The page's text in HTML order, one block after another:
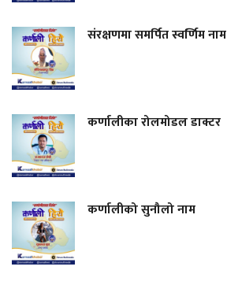
संरक्षणमा समर्पित स्वर्णिम नाम
कर्णालीका रोलमोडल डाक्टर
कर्णालीको सुनौलो नाम